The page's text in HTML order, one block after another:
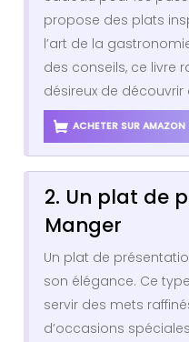
propose des plats
l’art de la
des conseils, ce livre
désireux de
ACHETER SUR AMAZON
2. Un plat de
Manger
Un plat de
son élégance. Ce
servir des mets
d’occasions